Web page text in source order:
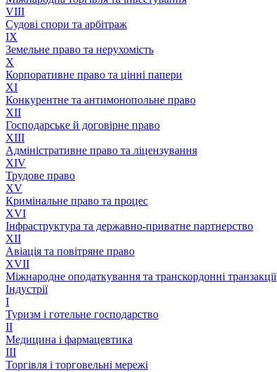
VIII
Судові спори та арбітраж
IX
Земельне право та нерухомість
X
Корпоративне право та цінні папери
XI
Конкурентне та антимонопольне право
XII
Господарське й договірне право
XIII
Адмiнiстративне право та лiцензування
XIV
Трудове право
XV
Кримінальне право та процес
XVI
Інфраструктура та державно-приватне партнерство
XII
Авіація та повітряне право
XVII
Міжнародне оподаткування та транскордонні транзакції
Індустрії
I
Туризм і готельне господарство
II
Медицина і фармацевтика
III
Торгівля і торговельні мережі